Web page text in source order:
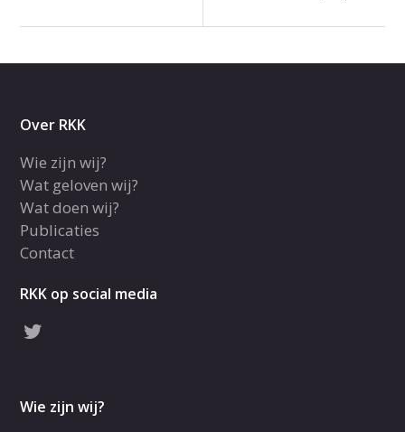
Over RKK
Wie zijn wij?
Wat geloven wij?
Wat doen wij?
Publicaties
Contact
RKK op social media
Wie zijn wij?